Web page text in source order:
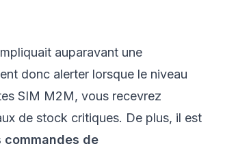
auparavant une
donc alerter lorsque le niveau
SIM M2M, vous recevrez
de stock critiques. De plus, il est
commandes de